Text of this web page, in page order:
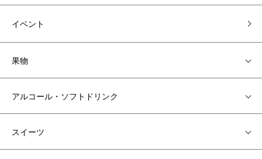
イベント
果物
アルコール・ソフトドリンク
スイーツ